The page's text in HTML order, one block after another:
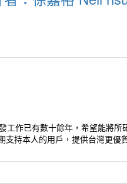
工作已有數十餘年，希望能將所
支持本人的用戶，提供台灣更優